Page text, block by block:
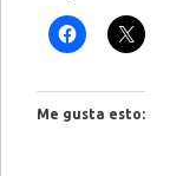
Me gusta esto: